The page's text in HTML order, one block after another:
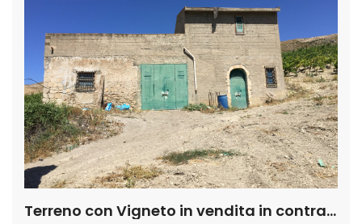
Terreno con Vigneto in vendita in contrada sant’ oliva s.n.c., Licata